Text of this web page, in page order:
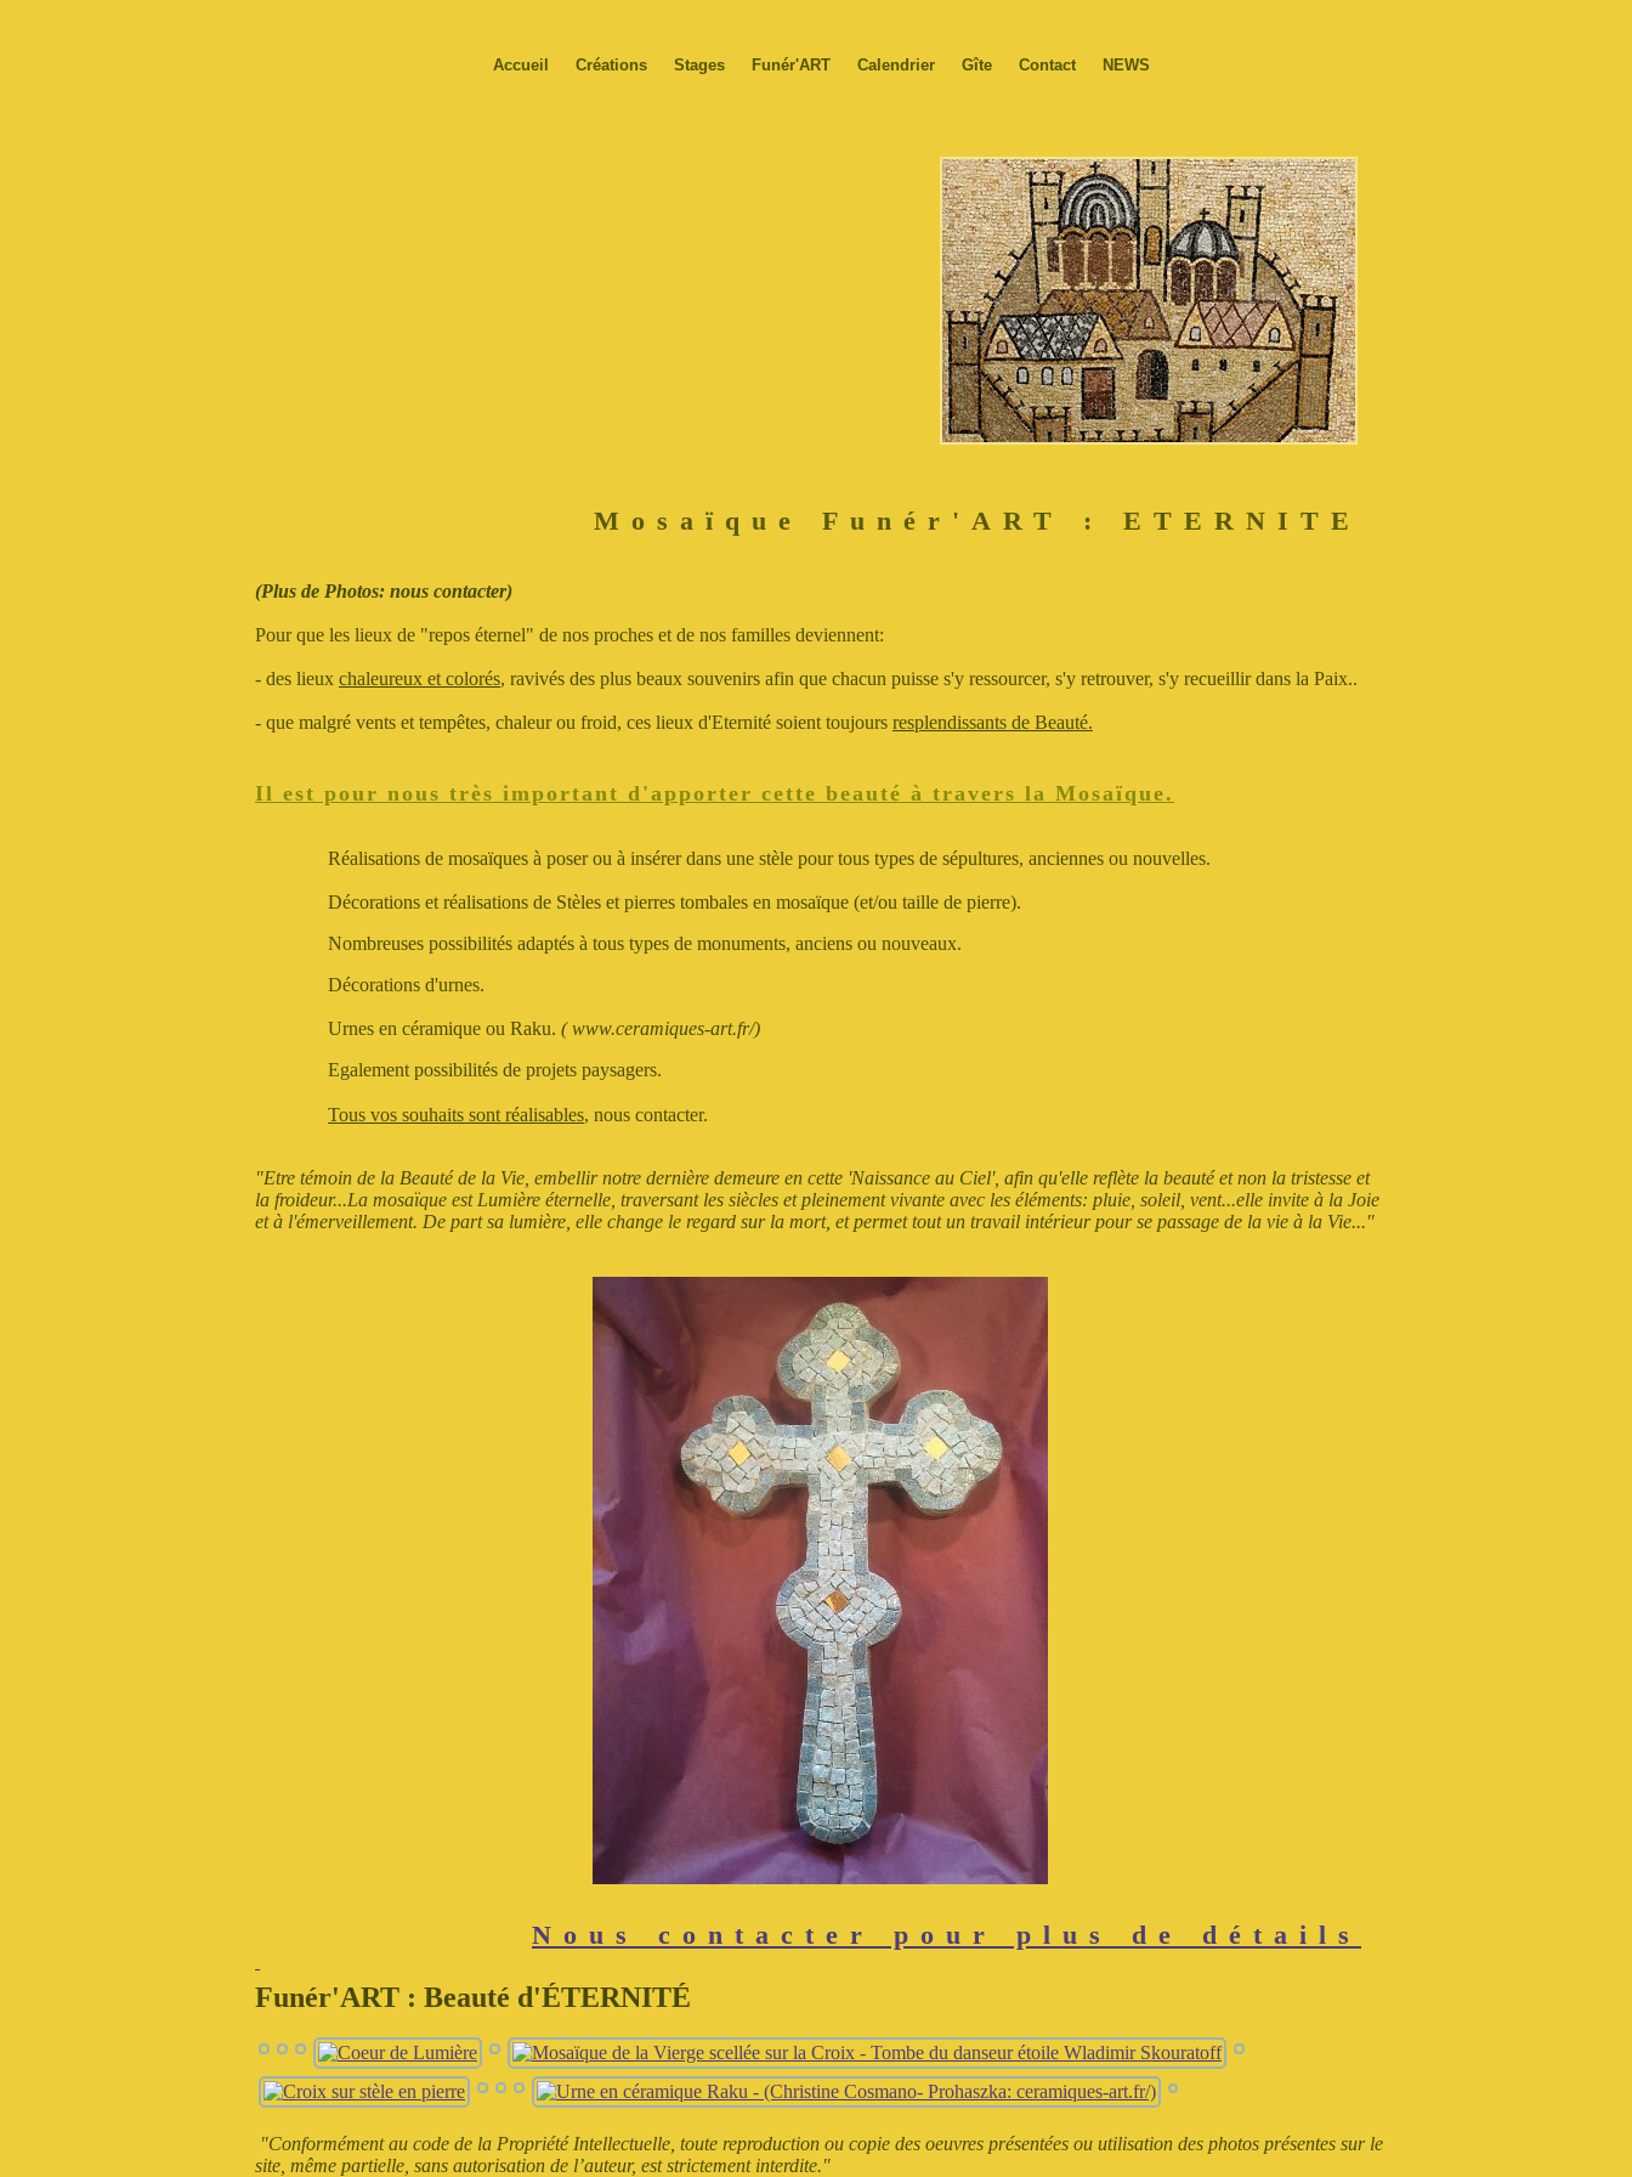
Accueil Créations Stages Funér'ART Calendrier Gîte Contact NEWS
Mosaïque Funér'ART : ETERNITE
(Plus de Photos: nous contacter)
Pour que les lieux de "repos éternel" de nos proches et de nos familles deviennent:
- des lieux chaleureux et colorés, ravivés des plus beaux souvenirs afin que chacun puisse s'y ressourcer, s'y retrouver, s'y recueillir dans la Paix..
- que malgré vents et tempêtes, chaleur ou froid, ces lieux d'Eternité soient toujours resplendissants de Beauté.
Il est pour nous très important d'apporter cette beauté à travers la Mosaïque.
Réalisations de mosaïques à poser ou à insérer dans une stèle pour tous types de sépultures, anciennes ou nouvelles.
Décorations et réalisations de Stèles et pierres tombales en mosaïque (et/ou taille de pierre).
Nombreuses possibilités adaptés à tous types de monuments, anciens ou nouveaux.
Décorations d'urnes.
Urnes en céramique ou Raku. ( www.ceramiques-art.fr/)
Egalement possibilités de projets paysagers.
Tous vos souhaits sont réalisables, nous contacter.
"Etre témoin de la Beauté de la Vie, embellir notre dernière demeure en cette 'Naissance au Ciel', afin qu'elle reflète la beauté et non la tristesse et
la froideur...La mosaïque est Lumière éternelle, traversant les siècles et pleinement vivante avec les éléments: pluie, soleil, vent...elle invite à la Joie
et à l'émerveillement. De part sa lumière, elle change le regard sur la mort, et permet tout un travail intérieur pour se passage de la vie à la Vie..."
Nous contacter pour plus de détails
Funér'ART : Beauté d'ÉTERNITÉ
"Conformément au code de la Propriété Intellectuelle, toute reproduction ou copie des oeuvres présentées ou utilisation des photos présentes sur le
site, même partielle, sans autorisation de l’auteur, est strictement interdite."